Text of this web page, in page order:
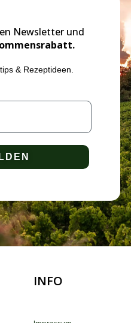
Newsletter und
& Rezeptideen.
INFO